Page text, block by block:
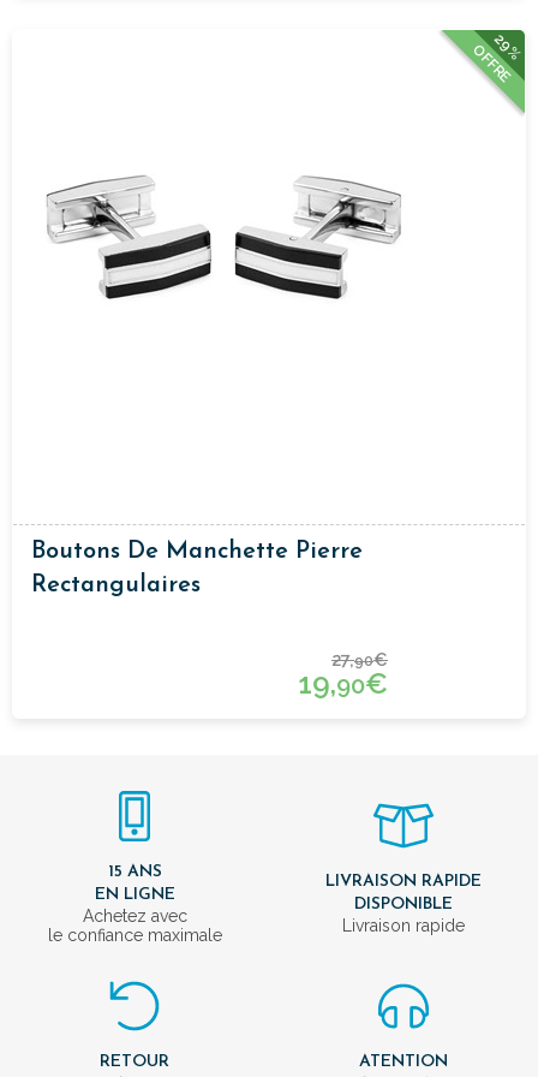
29%
OFFRE
Boutons De Manchette Pierre
Rectangulaires
27,90€
19,90€
15 ANS
EN LIGNE
Achetez avec
le confiance maximale
LIVRAISON RAPIDE
DISPONIBLE
Livraison rapide
RETOUR
ATENTION